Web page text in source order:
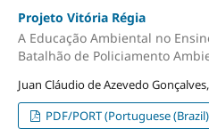
Projeto Vitória Régia
A Educação Ambiental no
Batalhão de Policiamento
Juan Cláudio de Azevedo
PDF/PORT (Portuguese